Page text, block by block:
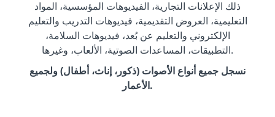
ذلك الإعلانات التجارية، الفيديوهات المؤسسية، المواد
التعليمية، العروض التقديمية، فيديوهات التدريب والتعليم
الإلكتروني والتعليم عن بُعد، فيديوهات السلامة،
التطبيقات، المساعدات الصوتية، الألعاب، وغيرها.
نسجل جميع أنواع الأصوات (ذكور، إناث، أطفال) ولجميع
الأعمار.